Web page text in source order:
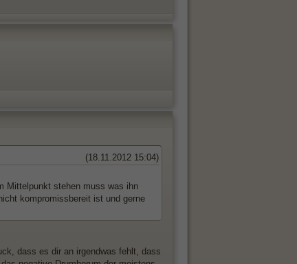
(18.11.2012 15:04)
Mittelpunkt stehen muss was ihn
kompromissbereit ist und gerne
dass es dir an irgendwas fehlt, dass